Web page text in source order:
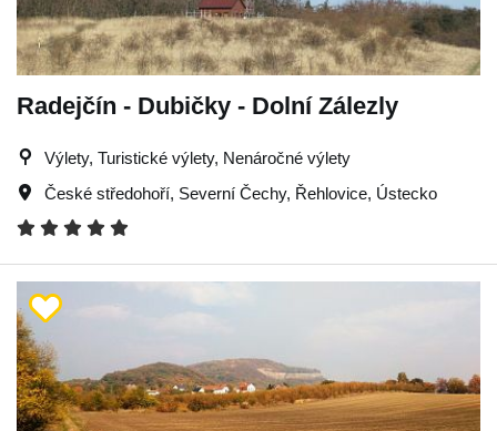
Radejčín - Dubičky - Dolní Zálezly
Výlety, Turistické výlety, Nenáročné výlety
České středohoří, Severní Čechy, Řehlovice, Ústecko